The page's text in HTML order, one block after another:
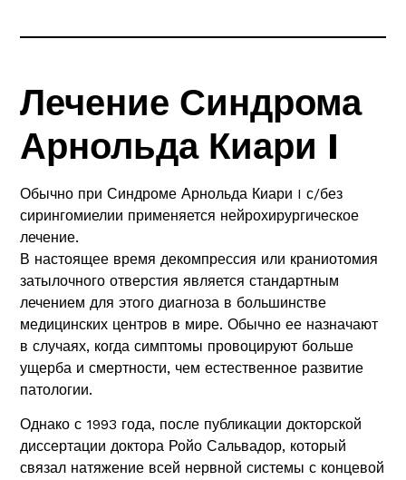
Лечение Синдрома
Арнольда Киари I
Обычно при Синдроме Арнольда Киари I с/без
сирингомиелии применяется нейрохирургическое
лечение.
В настоящее время декомпрессия или краниотомия
затылочного отверстия является стандартным
лечением для этого диагноза в большинстве
медицинских центров в мире. Обычно ее назначают
в случаях, когда симптомы провоцируют больше
ущерба и смертности, чем естественное развитие
патологии.
Однако с 1993 года, после публикации докторской
диссертации доктора Ройо Сальвадор, который
связал натяжение всей нервной системы с концевой